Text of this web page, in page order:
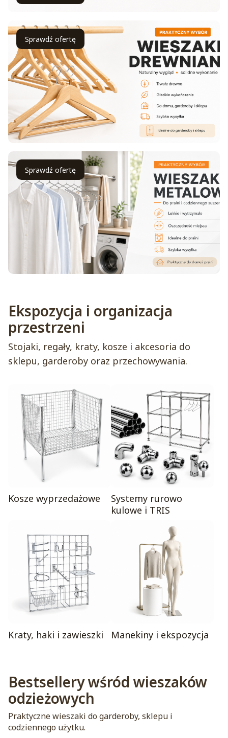
Sprawdź ofertę
Sprawdź ofertę
Ekspozycja i organizacja
przestrzeni
Stojaki, regały, kraty, kosze i akcesoria do
sklepu, garderoby oraz przechowywania.
Kosze wyprzedażowe
Systemy rurowo
kulowe i TRIS
Kraty, haki i zawieszki Manekiny i ekspozycja
Bestsellery wśród wieszaków
odzieżowych
Praktyczne wieszaki do garderoby, sklepu i
codziennego użytku.